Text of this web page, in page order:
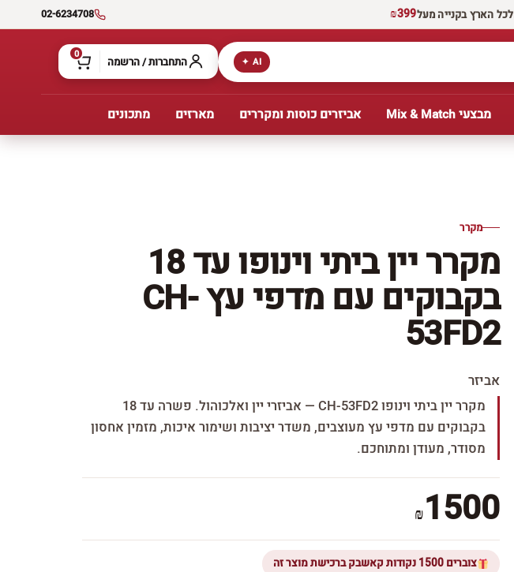
לכל הארץ בקנייה מעל₪399
02-6234708
AI ✦ התחברות / הרשמה 0
מבצעי Mix & Match אביזרים כוסות ומקררים מארזים מתכונים
מקרר
מקרר יין ביתי וינופו עד 18
בקבוקים עם מדפי עץ CH-
53FD2
אביזר
מקרר יין ביתי וינופו CH-53FD2 — אביזרי יין ואלכוהול. פשרה עד 18
בקבוקים עם מדפי עץ מעוצבים, משדר יציבות ושימור איכות, מזמין אחסון
מסודר, מעודן ומתוחכם.
₪1500
צוברים 1500 נקודות קאשבק ברכישת מוצר זה